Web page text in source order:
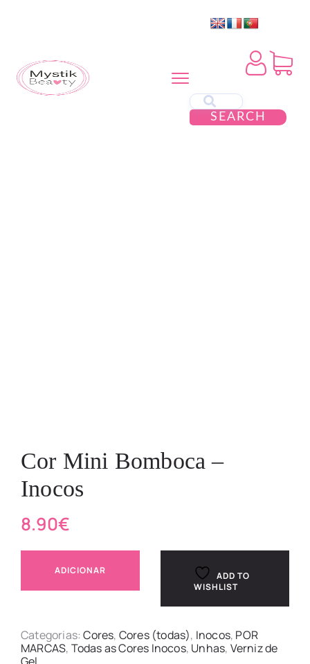
SEARCH
Cor Mini Bomboca –
Inocos
8.90€
ADICIONAR
ADD TO
WISHLIST
Categorias:Cores, Cores (todas), Inocos, POR
MARCAS, Todas as Cores Inocos, Unhas, Verniz de